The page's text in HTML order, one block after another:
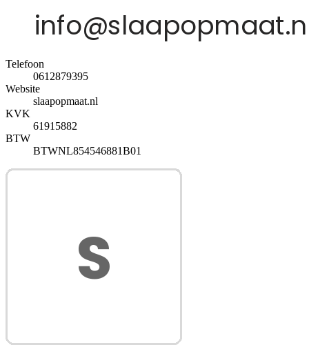
Telefoon
0612879395
Website
slaapopmaat.nl
KVK
61915882
BTW
BTWNL854546881B01